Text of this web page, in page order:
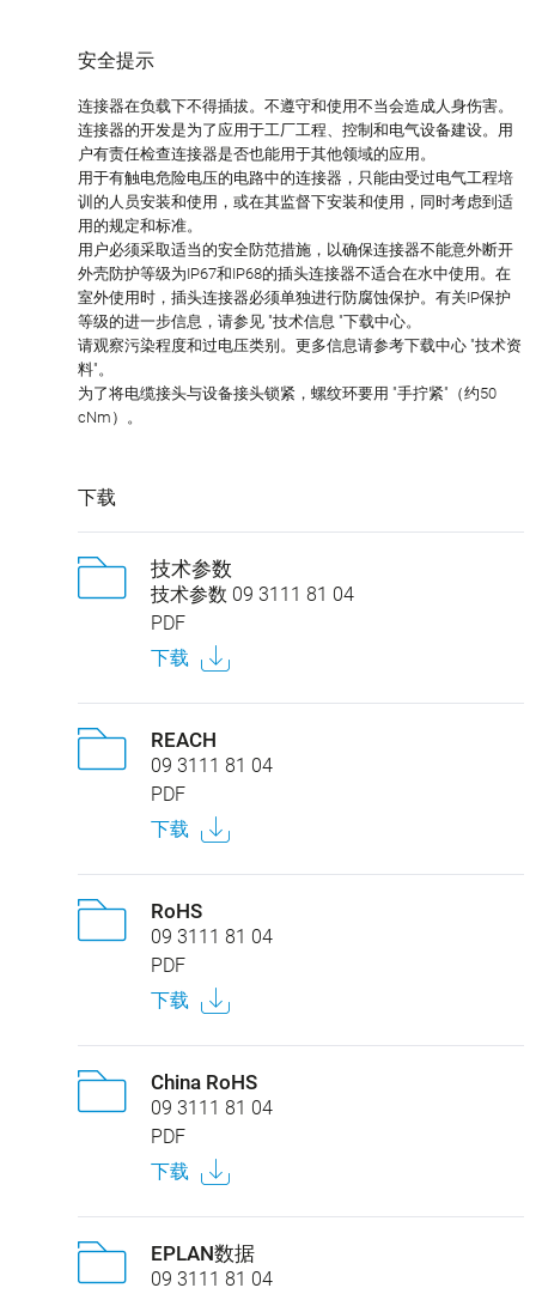
安全提示
连接器在负载下不得插拔。不遵守和使用不当会造成人身伤害。
连接器的开发是为了应用于工厂工程、控制和电气设备建设。用
户有责任检查连接器是否也能用于其他领域的应用。
用于有触电危险电压的电路中的连接器，只能由受过电气工程培
训的人员安装和使用，或在其监督下安装和使用，同时考虑到适
用的规定和标准。
用户必须采取适当的安全防范措施，以确保连接器不能意外断开
外壳防护等级为IP67和IP68的插头连接器不适合在水中使用。在
室外使用时，插头连接器必须单独进行防腐蚀保护。有关IP保护
等级的进一步信息，请参见 "技术信息 "下载中心。
请观察污染程度和过电压类别。更多信息请参考下载中心 "技术资
料"。
为了将电缆接头与设备接头锁紧，螺纹环要用 "手拧紧"（约50
cNm）。
下载
技术参数
技术参数 09 3111 81 04
PDF
下载
REACH
09 3111 81 04
PDF
下载
RoHS
09 3111 81 04
PDF
下载
China RoHS
09 3111 81 04
PDF
下载
EPLAN数据
09 3111 81 04